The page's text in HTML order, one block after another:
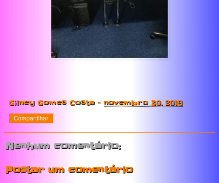
Gilney Gomes Costa - novembro 30, 2019
Compartilhar
Nenhum comentário:
Postar um comentário